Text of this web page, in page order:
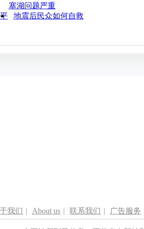
塞湖问题严重
地震后民众如何自救
我们 | About us | 联系我们 | 广告服务